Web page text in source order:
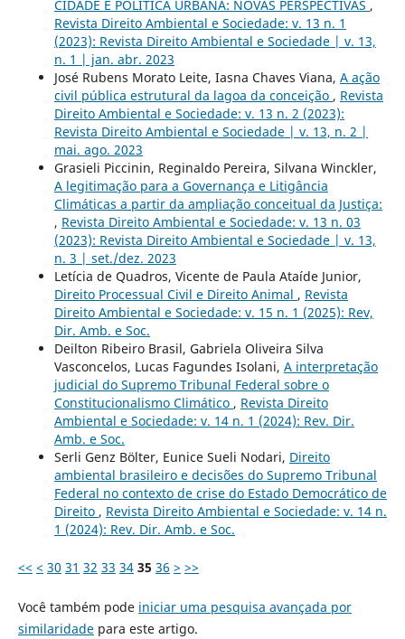
CIDADE E POLÍTICA URBANA: NOVAS PERSPECTIVAS ,
Revista Direito Ambiental e Sociedade: v. 13 n. 1
(2023): Revista Direito Ambiental e Sociedade | v. 13,
n. 1 | jan. abr. 2023
José Rubens Morato Leite, Iasna Chaves Viana, A ação
civil pública estrutural da lagoa da conceição , Revista
Direito Ambiental e Sociedade: v. 13 n. 2 (2023):
Revista Direito Ambiental e Sociedade | v. 13, n. 2 |
mai. ago. 2023
Grasieli Piccinin, Reginaldo Pereira, Silvana Winckler,
A legitimação para a Governança e Litigância
Climáticas a partir da ampliação conceitual da Justiça:
, Revista Direito Ambiental e Sociedade: v. 13 n. 03
(2023): Revista Direito Ambiental e Sociedade | v. 13,
n. 3 | set./dez. 2023
Letícia de Quadros, Vicente de Paula Ataíde Junior,
Direito Processual Civil e Direito Animal , Revista
Direito Ambiental e Sociedade: v. 15 n. 1 (2025): Rev,
Dir. Amb. e Soc.
Deilton Ribeiro Brasil, Gabriela Oliveira Silva
Vasconcelos, Lucas Fagundes Isolani, A interpretação
judicial do Supremo Tribunal Federal sobre o
Constitucionalismo Climático , Revista Direito
Ambiental e Sociedade: v. 14 n. 1 (2024): Rev. Dir.
Amb. e Soc.
Serli Genz Bölter, Eunice Sueli Nodari, Direito
ambiental brasileiro e decisões do Supremo Tribunal
Federal no contexto de crise do Estado Democrático de
Direito , Revista Direito Ambiental e Sociedade: v. 14 n.
1 (2024): Rev. Dir. Amb. e Soc.
<< < 30 31 32 33 34 35 36 > >>
Você também pode iniciar uma pesquisa avançada por
similaridadepara este artigo.